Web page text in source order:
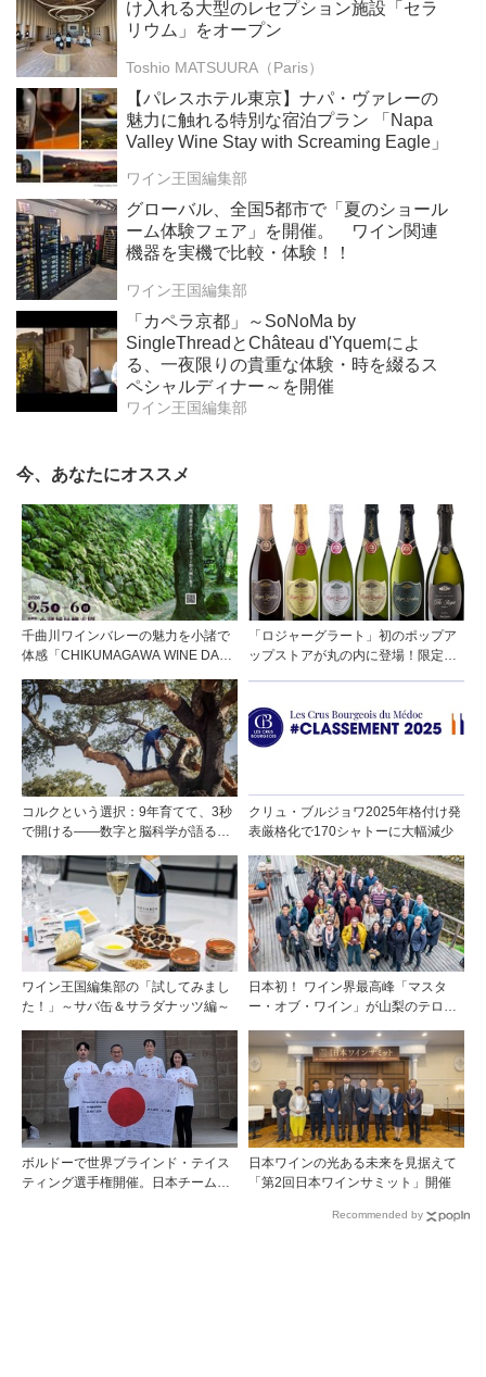
け入れる大型のレセプション施設「セラ
リウム」をオープン
Toshio MATSUURA（Paris）
【パレスホテル東京】ナパ・ヴァレーの
魅力に触れる特別な宿泊プラン 「Napa
Valley Wine Stay with Screaming Eagle」
ワイン王国編集部
グローバル、全国5都市で「夏のショール
ーム体験フェア」を開催。 ワイン関連
機器を実機で比較・体験！！
ワイン王国編集部
「カペラ京都」～SoNoMa by
SingleThreadとChâteau d'Yquemによ
る、一夜限りの貴重な体験・時を綴るス
ペシャルディナー～を開催
ワイン王国編集部
今、あなたにオススメ
千曲川ワインバレーの魅力を小諸で
体感「CHIKUMAGAWA WINE DAYS
「ロジャーグラート」初のポップア
ップストアが丸の内に登場！限定キ
コルクという選択：9年育てて、3秒
で開ける——数字と脳科学が語る栓
クリュ・ブルジョワ2025年格付け発
表厳格化で170シャトーに大幅減少
ワイン王国編集部の「試してみまし
た！」～サバ缶＆サラダナッツ編～
日本初！ ワイン界最高峰「マスタ
ー・オブ・ワイン」が山梨のテロワ
ボルドーで世界ブラインド・テイス
ティング選手権開催。日本チームが4
日本ワインの光ある未来を見据えて
「第2回日本ワインサミット」開催
Recommended by